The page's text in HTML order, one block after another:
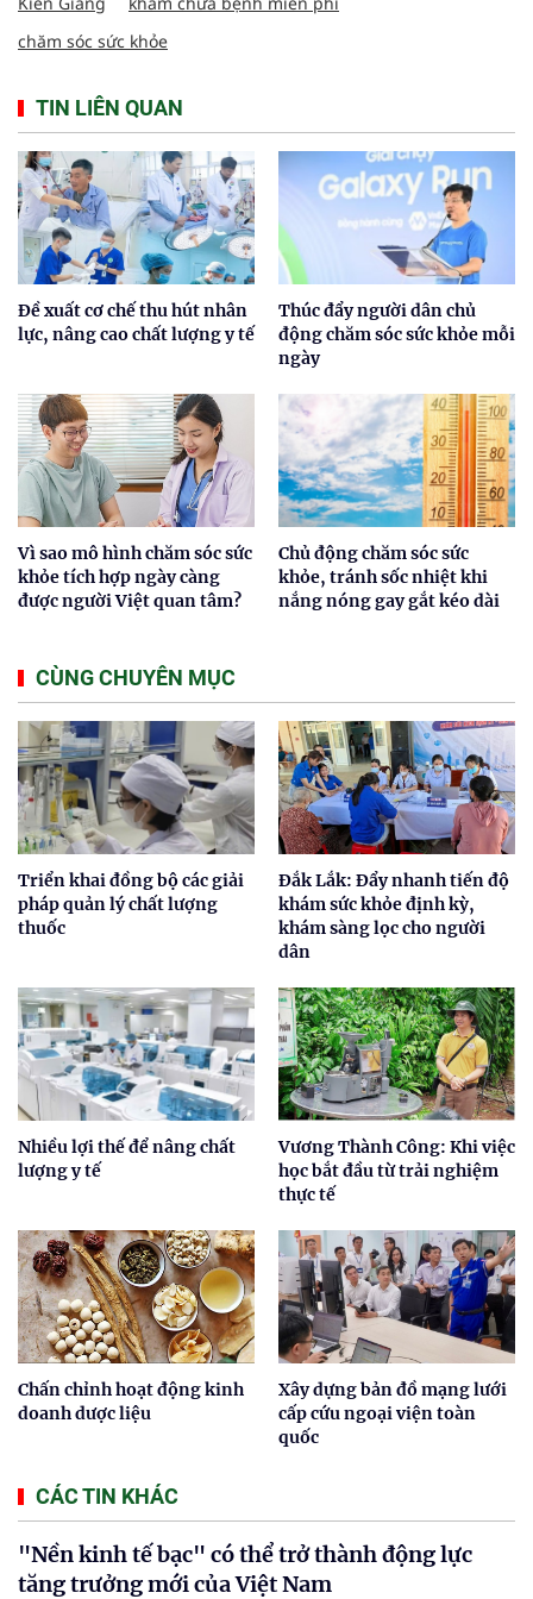
chăm sóc sức khỏe
TIN LIÊN QUAN
Đề xuất cơ chế thu hút nhân
lực, nâng cao chất lượng y tế
Thúc đẩy người dân chủ
động chăm sóc sức khỏe mỗi
ngày
Vì sao mô hình chăm sóc sức
khỏe tích hợp ngày càng
được người Việt quan tâm?
Chủ động chăm sóc sức
khỏe, tránh sốc nhiệt khi
nắng nóng gay gắt kéo dài
CÙNG CHUYÊN MỤC
Triển khai đồng bộ các giải
pháp quản lý chất lượng
thuốc
Đắk Lắk: Đẩy nhanh tiến độ
khám sức khỏe định kỳ,
khám sàng lọc cho người
dân
Nhiều lợi thế để nâng chất
lượng y tế
Vương Thành Công: Khi việc
học bắt đầu từ trải nghiệm
thực tế
Chấn chỉnh hoạt động kinh
doanh dược liệu
Xây dựng bản đồ mạng lưới
cấp cứu ngoại viện toàn
quốc
CÁC TIN KHÁC
"Nền kinh tế bạc" có thể trở thành động lực
tăng trưởng mới của Việt Nam